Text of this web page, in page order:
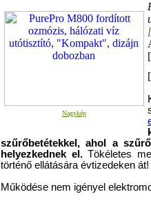
Nagykép
[
szűrőbetétekkel, ahol a
helyezkednek el.Tökéletes
történő ellátására évtizedeken át!
Működése nem igényel